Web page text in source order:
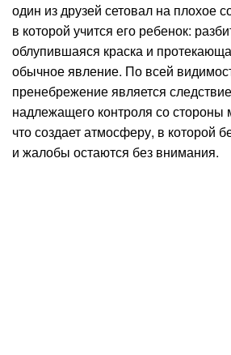
один из друзей сетовал на плохое
в которой учится его ребенок:
облупившаяся краска и
обычное явление. По всей
пренебрежение является
надлежащего контроля со стороны
что создает атмосферу, в которой
и жалобы остаются без внимания.